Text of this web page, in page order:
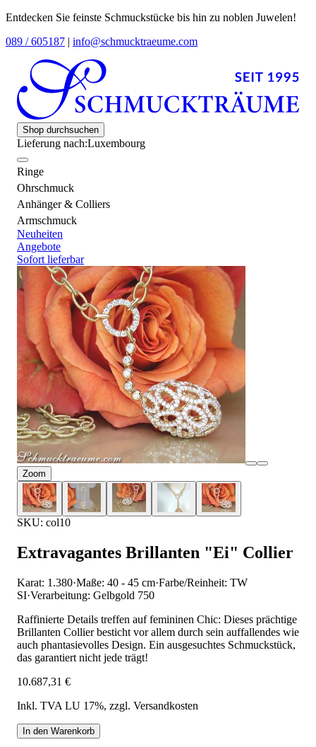
Entdecken Sie feinste Schmuckstücke bis hin zu noblen Juwelen!
089 / 605187 | info@schmucktraeume.com
Shop durchsuchen
Lieferung nach:Luxembourg
Ringe
Ohrschmuck
Anhänger & Colliers
Armschmuck
Neuheiten
Angebote
Sofort lieferbar
Zoom
SKU: col10
Extravagantes Brillanten "Ei" Collier
Karat: 1.380·Maße: 40 - 45 cm·Farbe/Reinheit: TW
SI·Verarbeitung: Gelbgold 750
Raffinierte Details treffen auf femininen Chic: Dieses prächtige
Brillanten Collier besticht vor allem durch sein auffallendes wie
auch phantasievolles Design. Ein ausgesuchtes Schmuckstück,
das garantiert nicht jede trägt!
10.687,31 €
Inkl. TVA LU 17%, zzgl. Versandkosten
In den Warenkorb